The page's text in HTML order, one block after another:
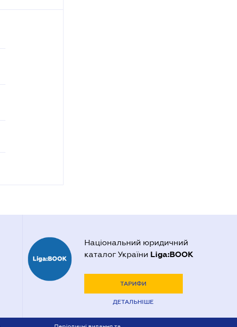
Національний юридичний
каталог України Liga:BOOK
ТАРИФИ
ДЕТАЛЬНІШЕ